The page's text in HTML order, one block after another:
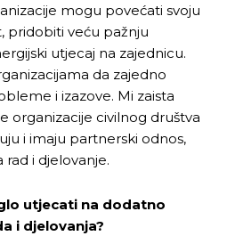
mogu povećati svoju
pridobiti veću pažnju
utjecaj na zajednicu.
da zajedno
i izazove. Mi zaista
organizacije civilnog društva
i imaju partnerski odnos,
rad i djelovanje.
utjecati na dodatno
i djelovanja?